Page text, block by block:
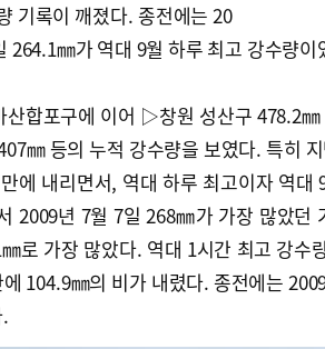
기록이 깨졌다. 종전에는 20
264.1㎜가 역대 9월 하루 최고 강수량이
산합포구에 이어 ▷창원 성산구 478.2
㎜ 등의 누적 강수량을 보였다. 특히
에 내리면서, 역대 하루 최고이자 역대
2009년 7월 7일 268㎜가 가장 많았던
로 가장 많았다. 역대 1시간 최고 강수
104.9㎜의 비가 내렸다. 종전에는